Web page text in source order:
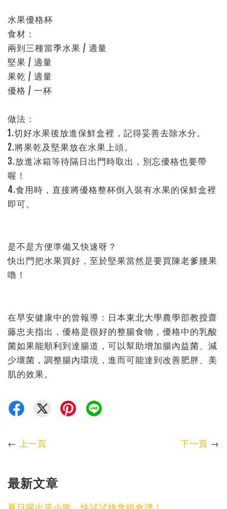
水果優格杯
食材：
兩到三種當季水果 / 適量
堅果 / 適量
果乾 / 適量
優格 / 一杯
做法：
1.切好水果後放進保鮮盒裡，記得妥善去除水分。
2.將果乾及堅果放在水果上頭。
3.放進冰箱等待隔日出門時取出，別忘優格也要帶
喔！
4.食用時，直接將優格整杯倒入裝有水果的保鮮盒裡
即可。
是不是方便準備又快速呀？
快出門把水果買好，至於堅果當然是要買陳老爹腰果
嚕！
在早安健康中的曾報導：日本東北大學農學部教授齋
藤忠夫指出，優格是很好的整腸食物，優格中的乳酸
菌如果能順利到達腸道，可以幫助增加腸內益菌、減
少壞菌，調整腸內環境，進而可能達到改善肥胖、美
肌的效果。
← 上一頁 下一頁 →
最新文章